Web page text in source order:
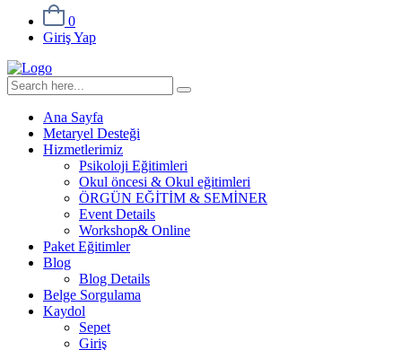
0
Giriş Yap
Ana Sayfa
Metaryel Desteği
Hizmetlerimiz
Psikoloji Eğitimleri
Okul öncesi & Okul eğitimleri
ÖRGÜN EĞİTİM & SEMİNER
Event Details
Workshop& Online
Paket Eğitimler
Blog
Blog Details
Belge Sorgulama
Kaydol
Sepet
Giriş